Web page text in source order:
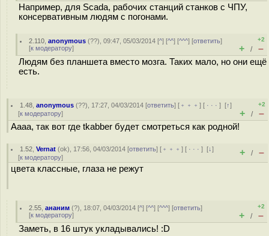
Например, для Scada, рабочих станций станков с ЧПУ,
консервативным людям с погонами.
2.110 ,anonymous (??), 09:47, 05/03/2014 [^] [^^] [^^^] [ответить]
[к модератору]
+2
+ / –
Людям без планшета вместо мозга. Таких мало, но они ещё
есть.
1.48 ,anonymous (??), 17:27, 04/03/2014 [ответить] [ ﹢﹢﹢] [ · · ·][↑]
[к модератору]
+2
+ / –
Аааа, так вот где tkabber будет смотреться как родной!
1.52 ,Vernat (ok), 17:56, 04/03/2014 [ответить] [ ﹢﹢﹢] [ · · ·][↓]
[к модератору] + / –
цвета классные, глаза не режут
2.55 ,ананим (?), 18:07, 04/03/2014 [^] [^^] [^^^] [ответить]
[к модератору]
+2
+ / –
Заметь, в 16 штук укладывались! :D